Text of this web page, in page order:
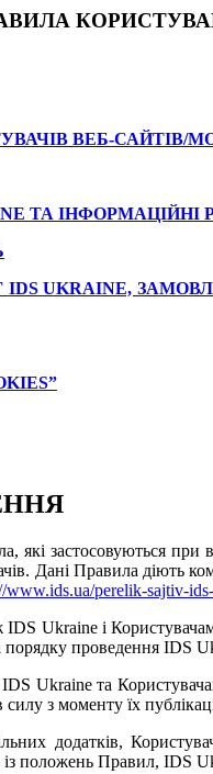
ВЕБ-САЙТІВ/
ТА ІНФОРМАЦІЙНІ
UKRAINE,
які застосовуються
Дані Правила діють
www.ids.ua/perelik-sajtiv-
Ukraine і
проведення IDS
Ukraine та
силу з моменту їх
додатків,
із положень Правил, IDS